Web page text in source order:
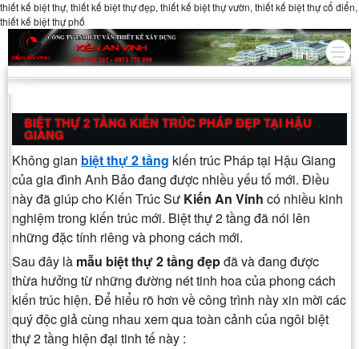
thiết kế biệt thự, thiết kế biệt thự đẹp, thiết kế biệt thự vườn, thiết kế biệt thự cổ điển,
thiết kế biệt thự phố
BIỆT THỰ 2 TẦNG KIẾN TRÚC PHÁP ĐẸP TẠI HẬU
GIANG
Không gian biệt thự 2 tầng kiến trúc Pháp tại Hậu Giang
của gia đình Anh Bảo đang được nhiều yếu tố mới. Điều
này đã giúp cho Kiến Trúc Sư Kiến An Vinh có nhiều kinh
nghiệm trong kiến trúc mới. Biệt thự 2 tầng đã nói lên
những đặc tính riêng và phong cách mới.
Sau đây là mẫu biệt thự 2 tầng đẹpđã và đang được
thừa hưởng từ những đường nét tinh hoa của phong cách
kiến trúc hiện. Để hiểu rõ hơn về công trình này xin mời các
quý độc giả cùng nhau xem qua toàn cảnh của ngôi biệt
thự 2 tầng hiện đại tinh tế này :